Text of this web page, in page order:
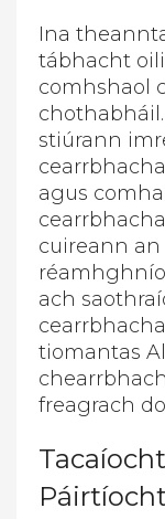
Ina
tábhacht
comhshaol
stiúrann
agus
cuireann
ach
tiomantas
freagrach